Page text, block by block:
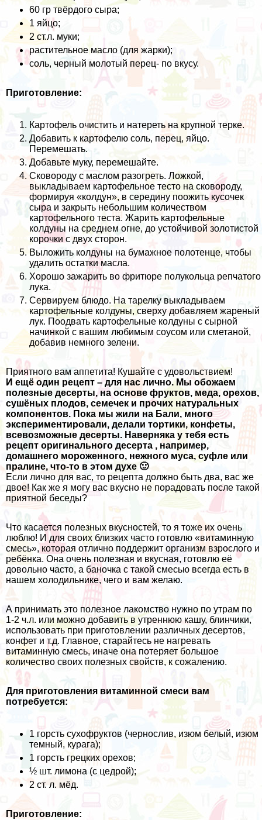
60 гр твёрдого сыра;
1 яйцо;
2 ст.л. муки;
растительное масло (для жарки);
соль, черный молотый перец- по вкусу.
Приготовление:
Картофель очистить и натереть на крупной терке.
Добавить к картофелю соль, перец, яйцо.
Перемешать.
Добавьте муку, перемешайте.
Сковороду с маслом разогреть. Ложкой,
выкладываем картофельное тесто на сковороду,
формируя «колдун», в середину поожить кусочек
сыра и закрыть небольшим количеством
картофельного теста. Жарить картофельные
колдуны на среднем огне, до устойчивой золотистой
корочки с двух сторон.
Выложить колдуны на бумажное полотенце, чтобы
удалить остатки масла.
Хорошо зажарить во фритюре полукольца репчатого
лука.
Сервируем блюдо. На тарелку выкладываем
картофельные колдуны, сверху добавляем жареный
лук. Поодвать картофельные колдуны с сырной
начинкой с вашим любимым соусом или сметаной,
добавив немного зелени.
Приятного вам аппетита! Кушайте с удовольствием!
И ещё один рецепт – для нас лично. Мы обожаем
полезные десерты, на основе фруктов, меда, орехов,
сушёных плодов, семечек и прочих натуральных
компонентов. Пока мы жили на Бали, много
экспериментировали, делали тортики, конфеты,
всевозможные десерты. Наверняка у тебя есть
рецепт оригинального десерта , например,
домашнего мороженного, нежного муса, суфле или
пралине, что-то в этом духе 🙂
Если лично для вас, то рецепта должно быть два, вас же
двое! Как же я могу вас вкусно не порадовать после такой
приятной беседы?
Что касается полезных вкусностей, то я тоже их очень
люблю! И для своих близких часто готовлю «витаминную
смесь», которая отлично поддержит организм взрослого и
ребёнка. Она очень полезная и вкусная, готовлю её
довольно часто, а баночка с такой смесью всегда есть в
нашем холодильнике, чего и вам желаю.
А принимать это полезное лакомство нужно по утрам по
1-2 ч.л. или можно добавить в утреннюю кашу, блинчики,
использовать при приготовлении различных десертов,
конфет и т.д. Главное, старайтесь не нагревать
витаминную смесь, иначе она потеряет большое
количество своих полезных свойств, к сожалению.
Для приготовления витаминной смеси вам
потребуется:
1 горсть сухофруктов (чернослив, изюм белый, изюм
темный, курага);
1 горсть грецких орехов;
½ шт. лимона (с цедрой);
2 ст. л. мёд.
Приготовление: